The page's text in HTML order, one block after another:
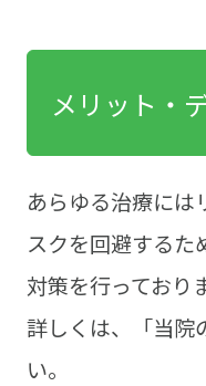
メリット・
あらゆる治療には
スクを回避するた
対策を行っており
詳しくは、「当院
い。